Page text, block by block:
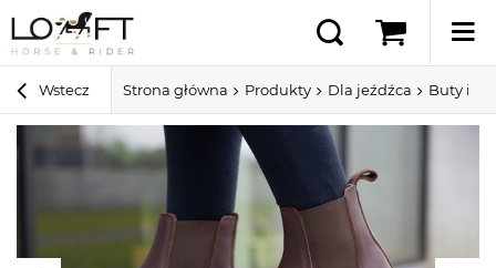
Wstecz Strona główna Produkty Dla jeźdźca Buty i